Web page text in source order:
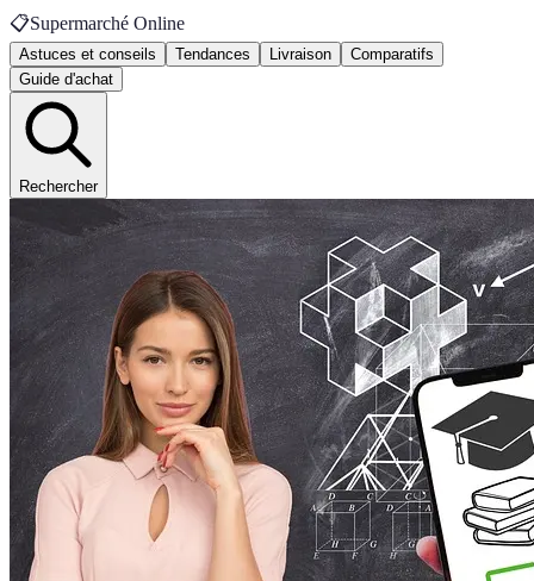
📋Supermarché Online
Astuces et conseils Tendances Livraison
Comparatifs
Guide d'achat
Rechercher